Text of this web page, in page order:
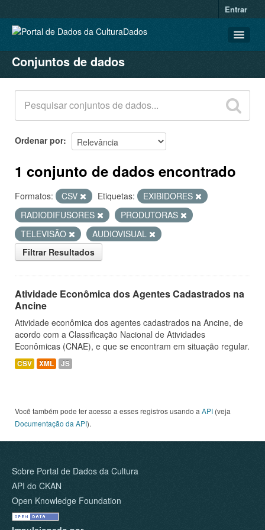
Entrar
CONJUNTOS DE DADOS
ORGANIZAÇÕES
GRUPOS
SOBRE
Conjuntos de dados
Ordenar por
1 conjunto de dados encontrado
Formatos: CSV Etiquetas:
EXIBIDORES
RADIODIFUSORES
PRODUTORAS
TELEVISÃO
AUDIOVISUAL
Filtrar Resultados
Atividade Econômica dos Agentes Cadastrados na
Ancine
Atividade econômica dos agentes cadastrados na Ancine, de
acordo com a Classificação Nacional de Atividades
Econômicas (CNAE), e que se encontram em situação regular.
CSV XML JS
Você também pode ter acesso a esses registros usando a API (veja
Documentação da API).
Sobre Portal de Dados da Cultura
API do CKAN
Open Knowledge Foundation